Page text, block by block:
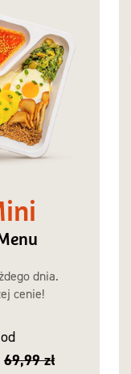
dnia.
cenie!
69,99 zł